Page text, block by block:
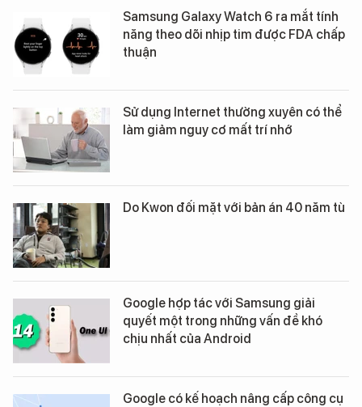
Samsung Galaxy Watch 6 ra mắt tính
năng theo dõi nhịp tim được FDA chấp
thuận
Sử dụng Internet thường xuyên có thể
làm giảm nguy cơ mất trí nhớ
Do Kwon đối mặt với bản án 40 năm tù
Google hợp tác với Samsung giải
quyết một trong những vấn đề khó
chịu nhất của Android
Google có kế hoạch nâng cấp công cụ